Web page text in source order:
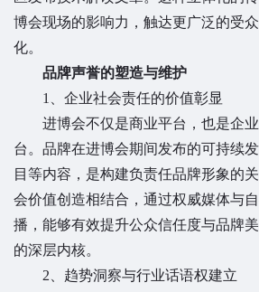
博会现场的影响力，触达更广泛的受
化。
品牌声誉的塑造与维护
1、 企业社会责任的价值彰显
进博会不仅是商业平台，也是企
台。品牌在进博会期间发布的可持续
目等内容，是构建负责任品牌形象的
会价值创造相结合，通过权威媒体与
播，能够有效提升公众信任度与品牌
的深层内核。
2、 趋势洞察与行业话语权建立